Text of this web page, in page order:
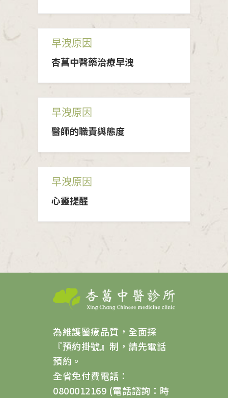
早洩原因
杏菖中醫藥治療早洩
早洩原因
醫師的職責與態度
早洩原因
心靈提醒
為維護醫療品質，全面採
『預約掛號』制，請先電話
預約。
全省免付費電話：
0800012169 (電話諮詢：時